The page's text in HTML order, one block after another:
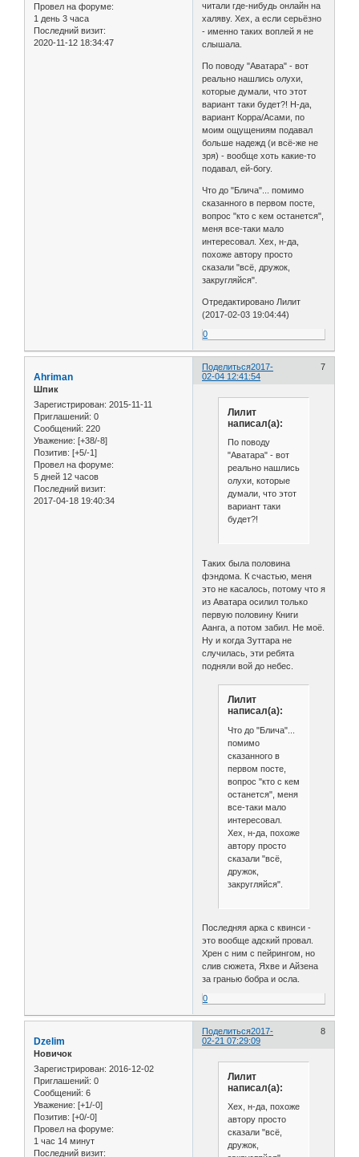
Провел на форуме:
1 день 3 часа
Последний визит:
2020-11-12 18:34:47
читали где-нибудь онлайн на
халяву. Хех, а если серьёзно
- именно таких воплей я не
слышала.
По поводу "Аватара" - вот
реально нашлись олухи,
которые думали, что этот
вариант таки будет?! Н-да,
вариант Корра/Асами, по
моим ощущениям подавал
больше надежд (и всё-же не
зря) - вообще хоть какие-то
подавал, ей-богу.
Что до "Блича"... помимо
сказанного в первом посте,
вопрос "кто с кем останется",
меня все-таки мало
интересовал. Хех, н-да,
похоже автору просто
сказали "всё, дружок,
закругляйся".
Отредактировано Лилит
(2017-02-03 19:04:44)
0
Поделиться 7
2017-
02-04 12:41:54
Ahriman
Шпик
Зарегистрирован: 2015-11-11
Приглашений: 0
Сообщений: 220
Уважение: [+38/-8]
Позитив: [+5/-1]
Провел на форуме:
5 дней 12 часов
Последний визит:
2017-04-18 19:40:34
Лилит
написал(а):
По поводу
"Аватара" - вот
реально нашлись
олухи, которые
думали, что этот
вариант таки
будет?!
Таких была половина
фэндома. К счастью, меня
это не касалось, потому что я
из Аватара осилил только
первую половину Книги
Аанга, а потом забил. Не моё.
Ну и когда Зуттара не
случилась, эти ребята
подняли вой до небес.
Лилит
написал(а):
Что до "Блича"...
помимо
сказанного в
первом посте,
вопрос "кто с кем
останется", меня
все-таки мало
интересовал.
Хех, н-да, похоже
автору просто
сказали "всё,
дружок,
закругляйся".
Последняя арка с квинси -
это вообще адский провал.
Хрен с ним с пейрингом, но
слив сюжета, Яхве и Айзена
за гранью бобра и осла.
0
Поделиться 8
2017-
02-21 07:29:09
Dzelim
Новичок
Зарегистрирован: 2016-12-02
Приглашений: 0
Сообщений: 6
Уважение: [+1/-0]
Позитив: [+0/-0]
Провел на форуме:
1 час 14 минут
Последний визит:
Лилит
написал(а):
Хех, н-да, похоже
автору просто
сказали "всё,
дружок,